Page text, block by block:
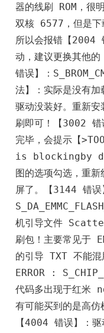
器的线刷 ROM，很
双核 6577，但是
所以会报错【2004
动，建议更换其他
错误】：
法】：实际是没有
驱动没装好。重新
刷即可！【3002 错
完毕，会提示【
is blockingby dl
图的选项勾选，重
屏了。【3144 错误
机引导文件
刷包！主要常见于
的引导 TXT 不能混
ERROR :
代码多出现于红米
有可能买到的是高
【4004 错误】：